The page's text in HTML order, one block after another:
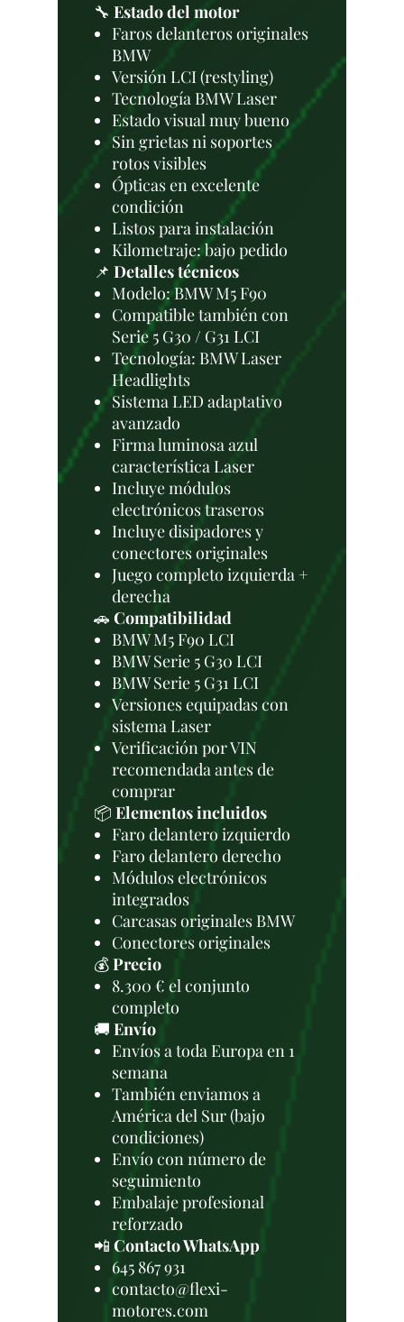
🔧 Estado del motor
Faros delanteros originales
BMW
Versión LCI (restyling)
Tecnología BMW Laser
Estado visual muy bueno
Sin grietas ni soportes
rotos visibles
Ópticas en excelente
condición
Listos para instalación
Kilometraje: bajo pedido
📌 Detalles técnicos
Modelo: BMW M5 F90
Compatible también con
Serie 5 G30 / G31 LCI
Tecnología: BMW Laser
Headlights
Sistema LED adaptativo
avanzado
Firma luminosa azul
característica Laser
Incluye módulos
electrónicos traseros
Incluye disipadores y
conectores originales
Juego completo izquierda +
derecha
🚗 Compatibilidad
BMW M5 F90 LCI
BMW Serie 5 G30 LCI
BMW Serie 5 G31 LCI
Versiones equipadas con
sistema Laser
Verificación por VIN
recomendada antes de
comprar
📦 Elementos incluidos
Faro delantero izquierdo
Faro delantero derecho
Módulos electrónicos
integrados
Carcasas originales BMW
Conectores originales
💰Precio
8.300 € el conjunto
completo
🚚 Envío
Envíos a toda Europa en 1
semana
También enviamos a
América del Sur (bajo
condiciones)
Envío con número de
seguimiento
Embalaje profesional
reforzado
📲 Contacto WhatsApp
645 867 931
contacto@flexi-
motores.com